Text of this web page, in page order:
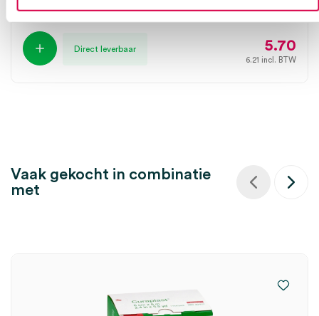
Direct leverbaar 5.70
6.21 incl. BTW
Vaak gekocht in combinatie
met